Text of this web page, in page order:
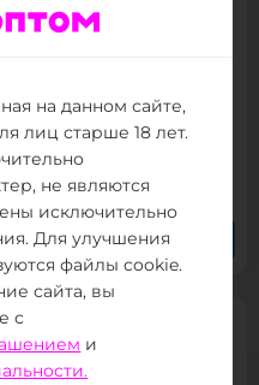
/ 480(от 800 тыс.
Заказать в Telegram
на данном сайте,
лиц старше 18 лет.
не являются
исключительно
Для улучшения
файлы cookie.
сайта, вы
с
и